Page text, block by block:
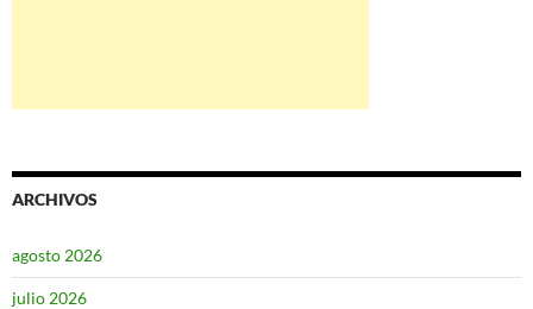
ARCHIVOS
agosto 2026
julio 2026